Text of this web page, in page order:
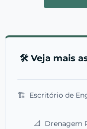
🛠️ Veja mais
🏗️ Escritório de
📐 Drenagem